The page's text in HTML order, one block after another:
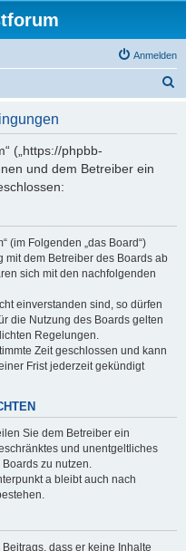
Anmelden
(„https://phpbb-
und dem Betreiber ein
(im Folgenden „das Board“)
dem Betreiber des Boards ab
sich mit den nachfolgenden
einverstanden sind, so dürfen
die Nutzung des Boards gelten
Regelungen.
Zeit geschlossen und kann
Frist jederzeit gekündigt
Sie dem Betreiber ein
und unentgeltliches
zu nutzen.
a bleibt auch nach
dass er keine Inhalte